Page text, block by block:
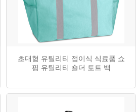
초대형 유틸리티 접이식 식료품 쇼
핑 유틸리티 숄더 토트 백